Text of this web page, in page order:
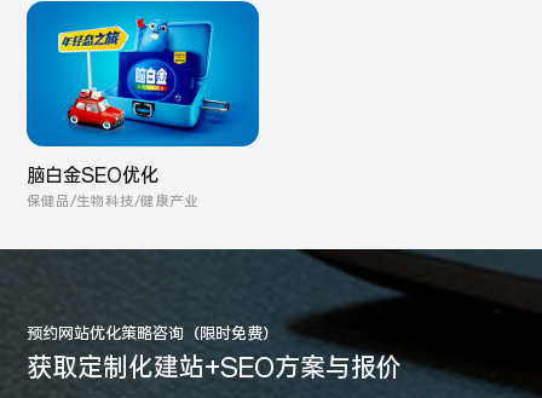
脑白金SEO优化
保健品/生物科技/健康产业
预约网站优化策略咨询（限时免费）
获取定制化建站+SEO方案与报价